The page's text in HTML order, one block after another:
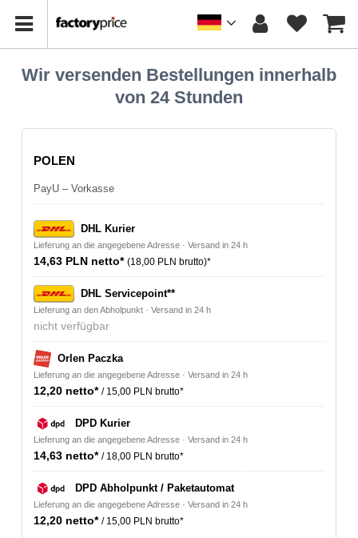
Wir versenden Bestellungen innerhalb
von 24 Stunden
POLEN
PayU – Vorkasse
DHL Kurier
Lieferung an die angegebene Adresse · Versand in 24 h
14,63 PLN netto* (18,00 PLN brutto)*
DHL Servicepoint**
Lieferung an den Abholpunkt · Versand in 24 h
nicht verfügbar
Orlen Paczka
Lieferung an die angegebene Adresse · Versand in 24 h
12,20 netto* / 15,00 PLN brutto*
DPD Kurier
Lieferung an die angegebene Adresse · Versand in 24 h
14,63 netto* / 18,00 PLN brutto*
DPD Abholpunkt / Paketautomat
Lieferung an die angegebene Adresse · Versand in 24 h
12,20 netto* / 15,00 PLN brutto*